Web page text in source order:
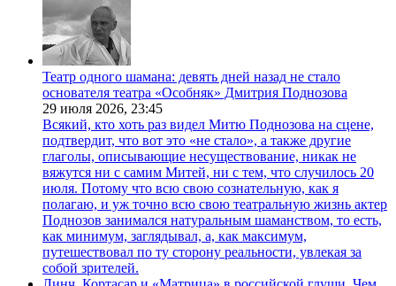
Театр одного шамана: девять дней назад не стало
основателя театра «Особняк» Дмитрия Поднозова
29 июля 2026, 23:45
Всякий, кто хоть раз видел Митю Поднозова на сцене,
подтвердит, что вот это «не стало», а также другие
глаголы, описывающие несуществование, никак не
вяжутся ни с самим Митей, ни с тем, что случилось 20
июля. Потому что всю свою сознательную, как я
полагаю, и уж точно всю свою театральную жизнь актер
Поднозов занимался натуральным шаманством, то есть,
как минимум, заглядывал, а, как максимум,
путешествовал по ту сторону реальности, увлекая за
собой зрителей.